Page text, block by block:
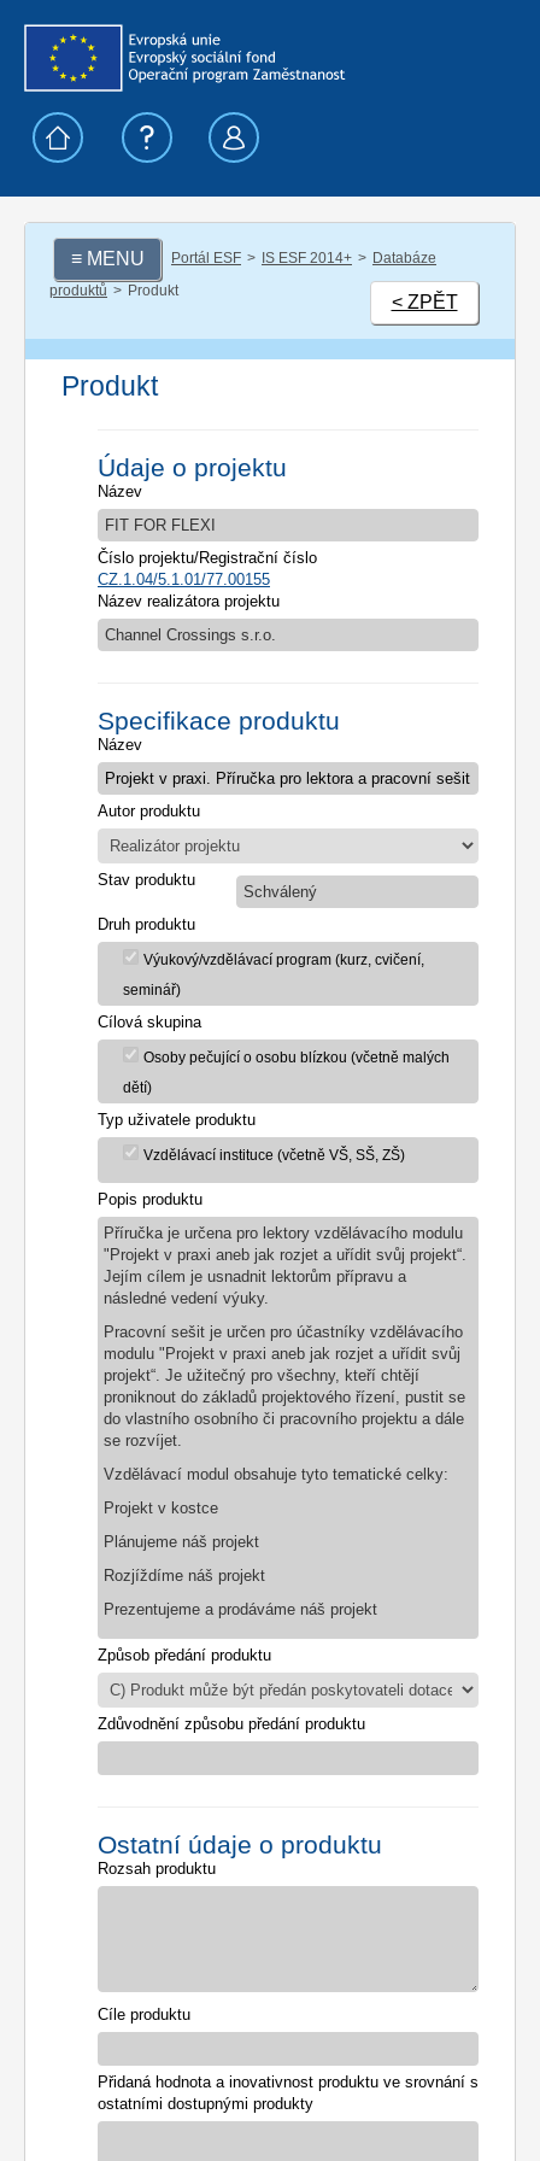
≡ MENU Portál ESF IS ESF 2014+
Databáze
produktů
Produkt
< ZPĚT
Produkt
Údaje o projektu
Název
FIT FOR FLEXI
Číslo projektu/Registrační číslo
CZ.1.04/5.1.01/77.00155
Název realizátora projektu
Channel Crossings s.r.o.
Specifikace produktu
Název
Autor produktu
Stav produktu
Schválený
Druh produktu
Výukový/vzdělávací program (kurz, cvičení,
seminář)
Cílová skupina
Osoby pečující o osobu blízkou (včetně malých
dětí)
Typ uživatele produktu
Vzdělávací instituce (včetně VŠ, SŠ, ZŠ)
Popis produktu
Příručka je určena pro lektory vzdělávacího modulu
"Projekt v praxi aneb jak rozjet a uřídit svůj projekt“.
Jejím cílem je usnadnit lektorům přípravu a
následné vedení výuky.
Pracovní sešit je určen pro účastníky vzdělávacího
modulu "Projekt v praxi aneb jak rozjet a uřídit svůj
projekt“. Je užitečný pro všechny, kteří chtějí
proniknout do základů projektového řízení, pustit se
do vlastního osobního či pracovního projektu a dále
se rozvíjet.
Vzdělávací modul obsahuje tyto tematické celky:
Projekt v kostce
Plánujeme náš projekt
Rozjíždíme náš projekt
Prezentujeme a prodáváme náš projekt
Způsob předání produktu
Zdůvodnění způsobu předání produktu
Ostatní údaje o produktu
Rozsah produktu
Cíle produktu
Přidaná hodnota a inovativnost produktu ve srovnání s
ostatními dostupnými produkty